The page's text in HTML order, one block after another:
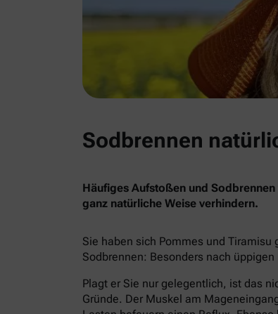
Sodbrennen
Häufiges Aufstoßen und
ganz natürliche Weise verhindern.
Sie haben sich Pommes und
Sodbrennen: Besonders nach
Plagt er Sie nur gelegentlich, ist das
Gründe. Der Muskel am